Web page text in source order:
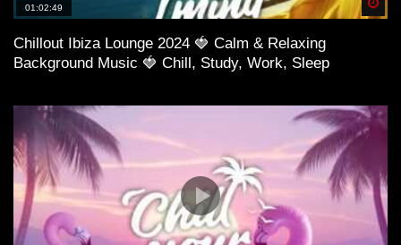
01:02:49
Chillout Ibiza Lounge 2024 🍓 Calm & Relaxing
Background Music 🍓 Chill, Study, Work, Sleep